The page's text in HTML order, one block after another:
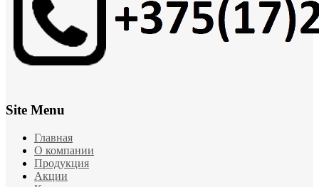
Site Menu
Главная
О компании
Продукция
Акции